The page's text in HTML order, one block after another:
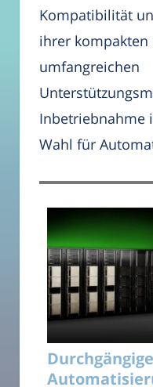
Kompatibilität
ihrer kompakten
umfangreichen
Inbetriebnahme
Wahl für